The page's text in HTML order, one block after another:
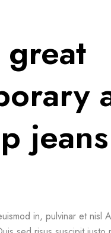
jeans
in, pulvinar et nisl